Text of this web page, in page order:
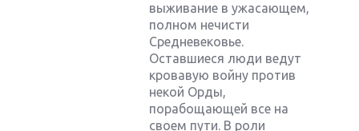
выживание в ужасающем,
полном нечисти
Средневековье.
Оставшиеся люди ведут
кровавую войну против
некой Орды,
порабощающей все на
своем пути. В роли